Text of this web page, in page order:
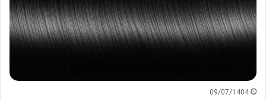
09/07/1404